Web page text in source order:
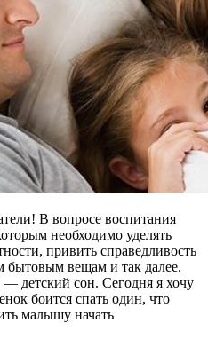
В вопросе воспитания
необходимо уделять
привить справедливость
бытовым вещам и так далее.
детский сон. Сегодня я хочу
боится спать один, что
малышу начать